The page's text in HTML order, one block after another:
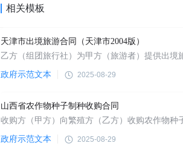
相关模板
天津市出境旅游合同（天津市2004版）
政府示范文本 2025-08-29
山西省农作物种子制种收购合同
政府示范文本 2025-08-29